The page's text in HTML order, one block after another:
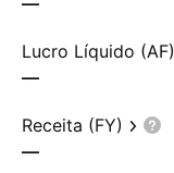
Lucro Líquido (AF)
—
Receita (FY)
—